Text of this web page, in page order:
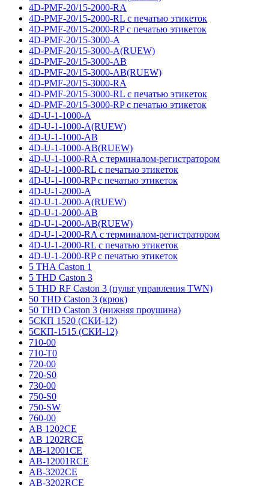
4D-PMF-20/15-2000-RA
4D-PMF-20/15-2000-RL с печатью этикеток
4D-PMF-20/15-2000-RP с печатью этикеток
4D-PMF-20/15-3000-A
4D-PMF-20/15-3000-A(RUEW)
4D-PMF-20/15-3000-AB
4D-PMF-20/15-3000-AB(RUEW)
4D-PMF-20/15-3000-RA
4D-PMF-20/15-3000-RL с печатью этикеток
4D-PMF-20/15-3000-RP с печатью этикеток
4D-U-1-1000-A
4D-U-1-1000-A(RUEW)
4D-U-1-1000-AB
4D-U-1-1000-AB(RUEW)
4D-U-1-1000-RA с терминалом-регистратором
4D-U-1-1000-RL с печатью этикеток
4D-U-1-1000-RP с печатью этикеток
4D-U-1-2000-A
4D-U-1-2000-A(RUEW)
4D-U-1-2000-AB
4D-U-1-2000-AB(RUEW)
4D-U-1-2000-RA с терминалом-регистратором
4D-U-1-2000-RL с печатью этикеток
4D-U-1-2000-RP с печатью этикеток
5 THA Caston 1
5 THD Caston 3
5 THD RF Caston 3 (пульт управления TWN)
50 THD Caston 3 (крюк)
50 THD Caston 3 (нижняя проушина)
5СКП 1520 (СКИ-12)
5СКП-1515 (СКИ-12)
710-00
710-T0
720-00
720-S0
730-00
750-S0
750-SW
760-00
AB 1202CE
AB 1202RCE
AB-12001CE
AB-12001RCE
AB-3202CE
AB-3202RCE